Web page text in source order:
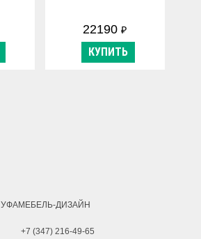
22190₽
КУПИТЬ
УФАМЕБЕЛЬ-ДИЗАЙН
+7 (347) 216-49-65